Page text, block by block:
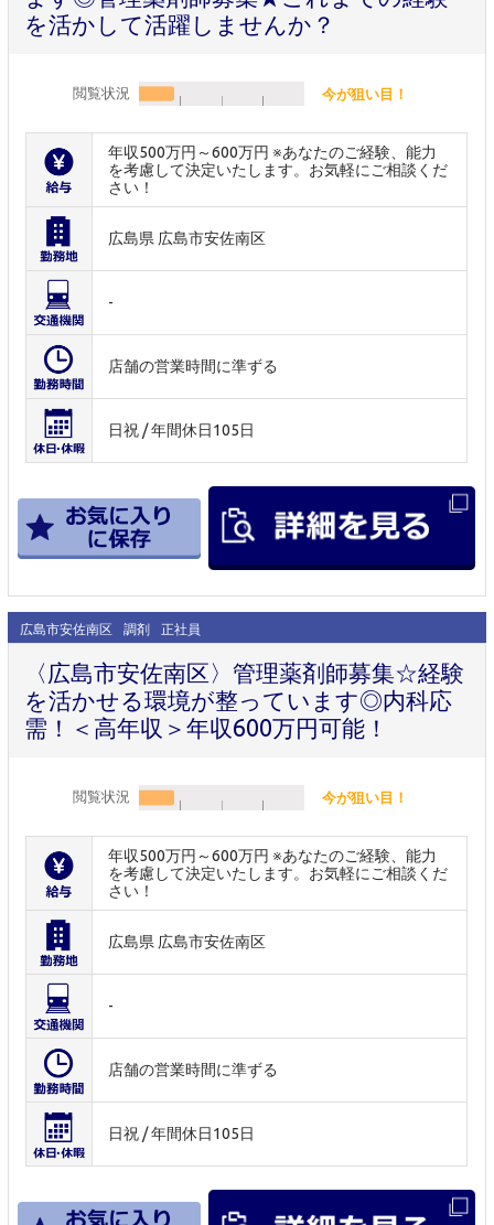
を活かして活躍しませんか？
閲覧状況 今が狙い目！
年収500万円～600万円 ※あなたのご経験、能力
を考慮して決定いたします。お気軽にご相談くだ
さい！
広島県 広島市安佐南区
-
店舗の営業時間に準ずる
日祝 / 年間休日105日
広島市安佐南区 調剤 正社員
〈広島市安佐南区〉管理薬剤師募集☆経験
を活かせる環境が整っています◎内科応
需！＜高年収＞年収600万円可能！
閲覧状況 今が狙い目！
年収500万円～600万円 ※あなたのご経験、能力
を考慮して決定いたします。お気軽にご相談くだ
さい！
広島県 広島市安佐南区
-
店舗の営業時間に準ずる
日祝 / 年間休日105日